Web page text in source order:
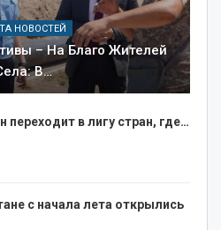
НОВОСТЕЙ
– На Благо Жителей
В…
переходит в лигу стран, где…
с начала лета открылись